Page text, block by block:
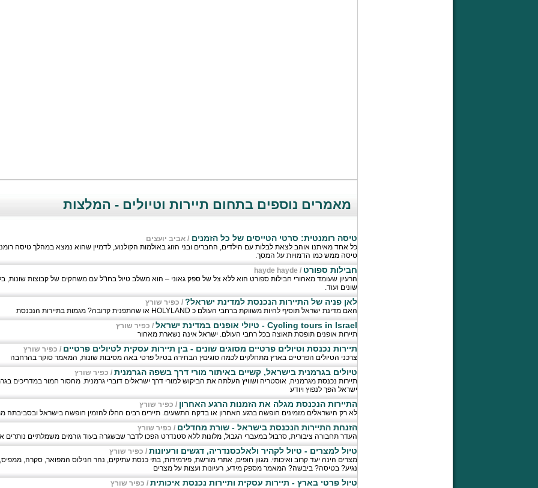
מאמרים נוספים בתחום תיירות וטיולים - המלצות
טיסה רומנטית: סרטי הטייסים של כל הזמנים/אביב יועצים
כל אחד מאיתנו אוהב לצאת לבלות עם הילדים, החברים ובני הזוג באולמות הקולנוע, לדמיין שהוא נמצא במהלך טיסה
טיסה ממש כמו הדמויות על המסך.
חבילות ספורט /
hayde hayde
הרעיון שעומד מאחורי חבילות ספורט הוא ללא צל של ספק גאוני – הוא משלב טיול בחו"ל עם משחקים של קבוצות שונות,
שונים ועוד.
לאן פניה של התיירות הנכנסת למדינת ישראל? / כפיר שורץ
האם מדינת ישראל תוסיף להיות משווקת ברחבי העולם כ HOLYLAND או שהתפנית קרובה? מגמות בתיירות הנכנסת
Cycling tours in Israel - טיולי אופנים במדינת ישראל / כפיר שורץ
תיירות אופנים תופסת תאוצה בכל רחבי העולם. ישראל אינה נשארת מאחור
תיירות נכנסת וטיולים פרטיים מסוגים שונים - בין תיירות עסקית לטיולים פרטיים / כפיר שורץ
צרכני הטיולים הפרטיים בארץ מתחלקים לכמה סוגיםץ הבחירה בטיול פרטי באה מסיבות שונות, המאמר סוקר בהרחבה
טיולים בגרמנית בישראל, קשיים באיתור מורי דרך בשפה הגרמנית / כפיר שורץ
תיירות נכנסת מגרמניה, אוסטריה ושוויץ העלתה את הביקוש למורי דרך ישראלים דוברי גרמנית. מחסור חמור במדריכים
ישראל הפך לנפוץ ויודע
התיירות הנכנסת מגלה את הזמנות הרגע האחרון / כפיר שורץ
לא רק הישראלים מזמינים חופשה ברגע האחרון או בדקה התשעים. תיירים רבים החלו להזמין חופשה בישראל
הזנחת התיירות הנכנסת בישראל - שורת מחדלים / כפיר שורץ
העדר תחבורה ציבורית, סרבול במעברי הגבול, מלונות ללא סטנדרט הפכו לדבר שבשגרה בעוד גורמים משמלתיים נותרים
טיול למצרים - טיול לקהיר ולאלכסנדריה, דגשים ורעיונות / כפיר שורץ
מצרים הינה יעד קרוב ואיכותי. מגוון חופים, אתרי מורשת, פירמידות, בתי כנסת עתיקים, נהר הנילוס המפואר, סקרה,
נגיע? בטיסה? ביבשה? המאמר מספק מידע, רעיונות ועצות על מצרים
טיול פרטי בארץ - תיירות עסקית ותיירות נכנסת איכותית / כפיר שורץ